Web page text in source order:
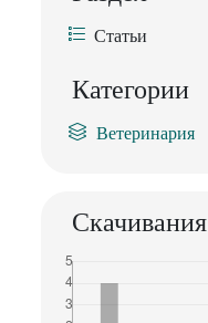
Статьи
Категории
Ветеринария
Скачивания